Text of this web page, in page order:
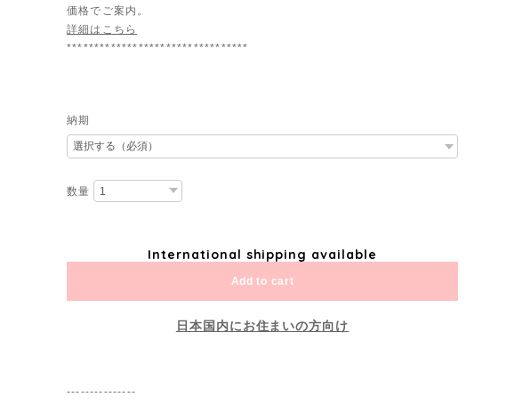
価格でご案内。
詳細はこちら
*********************************
納期
数量
International shipping available
Add to cart
日本国内にお住まいの方向け
---------------